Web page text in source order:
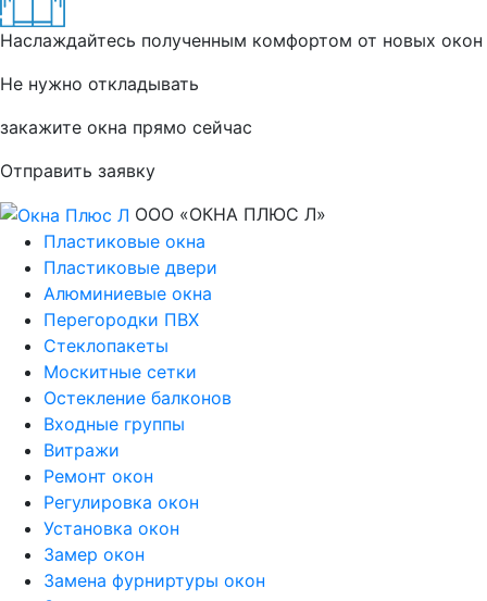
Наслаждайтесь полученным комфортом от новых окон
Не нужно откладывать
закажите окна прямо сейчас
Отправить заявку
ООО «ОКНА ПЛЮС Л»
Пластиковые окна
Пластиковые двери
Алюминиевые окна
Перегородки ПВХ
Стеклопакеты
Москитные сетки
Остекление балконов
Входные группы
Витражи
Ремонт окон
Регулировка окон
Установка окон
Замер окон
Замена фурниртуры окон